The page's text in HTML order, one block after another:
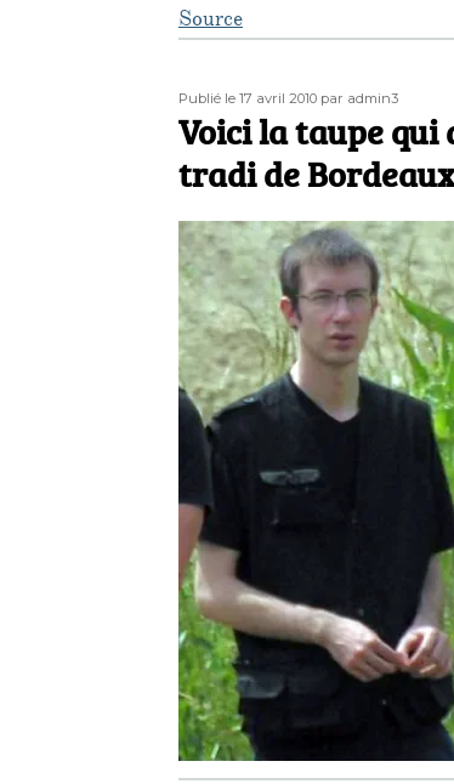
Source
Publié
le
Publié le 17 avril 2010 Auteur
par admin3
Voici la taupe
tradi de Bordeaux